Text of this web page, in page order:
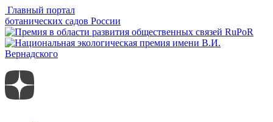
Главный портал
ботанических садов России